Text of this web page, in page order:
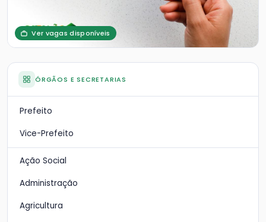
Ver vagas disponíveis
ÓRGÃOS E SECRETARIAS
Prefeito
Vice-Prefeito
Ação Social
Administração
Agricultura